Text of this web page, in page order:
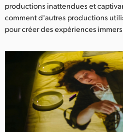
productions inattendues et
comment d'autres productions
pour créer des expériences